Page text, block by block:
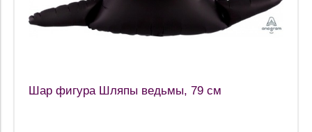
Шар фигура Шляпы ведьмы, 79 см